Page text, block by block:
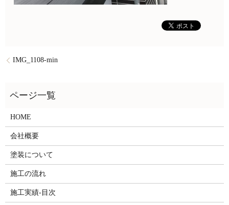
IMG_1108-min
HOME
会社概要
塗装について
施工の流れ
施工実績-目次